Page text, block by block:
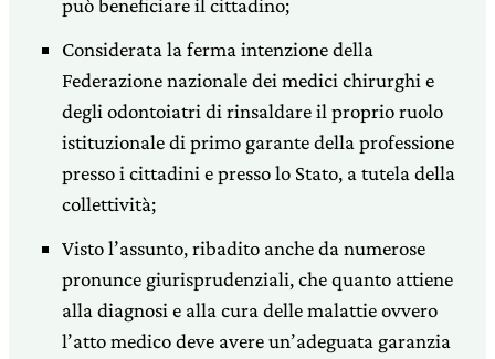
può beneficiare il cittadino;
Considerata la ferma intenzione della
Federazione nazionale dei medici chirurghi e
degli odontoiatri di rinsaldare il proprio ruolo
istituzionale di primo garante della professione
presso i cittadini e presso lo Stato, a tutela della
collettività;
Visto l’assunto, ribadito anche da numerose
pronunce giurisprudenziali, che quanto attiene
alla diagnosi e alla cura delle malattie ovvero
l’atto medico deve avere un’adeguata garanzia